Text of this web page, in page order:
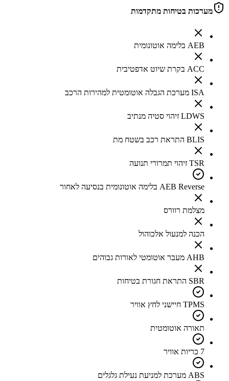
מערכות בטיחות מתקדמות
AEB בלימה אוטונומית
ACC בקרת שיוט אדפטיבית
ISA מערכת הגבלה אוטומטית למהירות הרכב
LDWS זיהוי סטיה מנתיב
BLIS התראת רכב בשטח מת
TSR זיהוי תמרורי תנועה
AEB Reverse בלימה אוטונומית בנסיעה לאחור
מצלמת רוורס
הכנה למנעול אלכוהול
AHB מעבר אוטומטי לאורות גבוהים
SBR התראת חגורת בטיחות
TPMS חיישני לחץ אוויר
תאורה אוטומטית
7 כריות אוויר
ABS מערכת למניעת נעילת גלגלים